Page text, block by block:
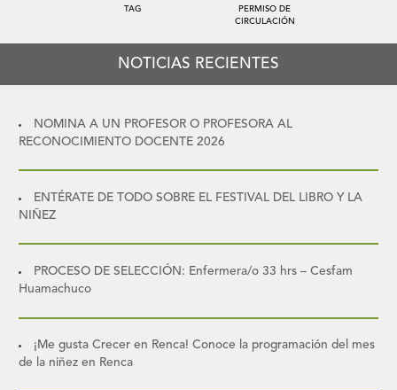
TAG
PERMISO DE
CIRCULACIÓN
NOTICIAS RECIENTES
NOMINA A UN PROFESOR O PROFESORA AL
RECONOCIMIENTO DOCENTE 2026
ENTÉRATE DE TODO SOBRE EL FESTIVAL DEL LIBRO Y LA
NIÑEZ
PROCESO DE SELECCIÓN: Enfermera/o 33 hrs – Cesfam
Huamachuco
¡Me gusta Crecer en Renca! Conoce la programación del mes
de la niñez en Renca